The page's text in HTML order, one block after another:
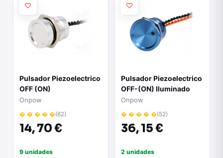
Pulsador Piezoelectrico
OFF (ON)
0,2A/24Vac/dc IP68
Onpow
� � � � �(62)
14,70 €
9 unidades
Pulsador Piezoelectrico
OFF-(ON) Iluminado
Naranja
Onpow
� � � � �(52)
36,15 €
2 unidades